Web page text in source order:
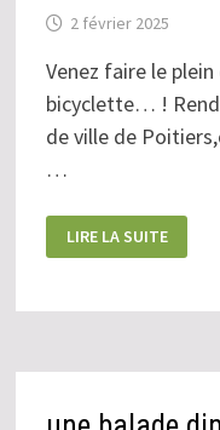
2 février 2025
Venez faire le plein
bicyclette… !
de ville de
…
9
FÉVRIER
LIRE LA SUITE